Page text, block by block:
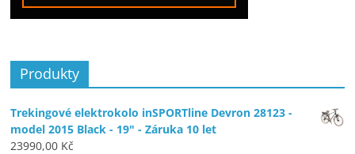
Produkty
Trekingové elektrokolo inSPORTline Devron 28123 -
model 2015 Black - 19" - Záruka 10 let
23990,00 Kč